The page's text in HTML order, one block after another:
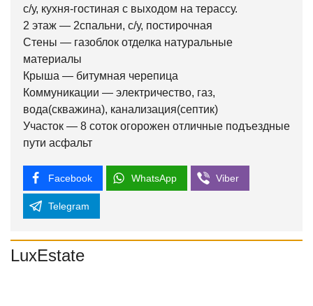
с/у, кухня-гостиная с выходом на терассу.
2 этаж — 2спальни, с/у, постирочная
Стены — газоблок отделка натуральные
материалы
Крыша — битумная черепица
Коммуникации — электричество, газ,
вода(скважина), канализация(септик)
Участок — 8 соток огорожен отличные подъездные
пути асфальт
Facebook WhatsApp Viber
Telegram
LuxEstate